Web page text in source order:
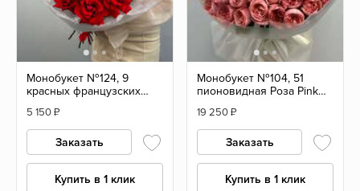
Монобукет №124, 9
красных французских
5 150₽
Заказать
Купить в 1 клик
Монобукет №104, 51
пионовидная Роза Pink
19 250₽
Заказать
Купить в 1 клик